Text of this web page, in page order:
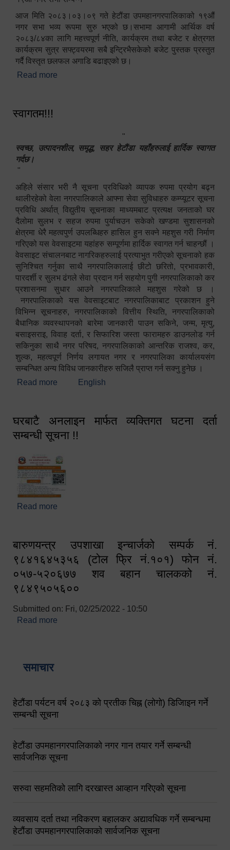
आज मिति २०८३।०३।०९ गते हेटौंडा उपमहानगरपालिकाको १९औं
नगर सभा भव्य रूपमा सुरु भएको छ।सभामा आगामी आर्थिक वर्ष
२०८३/८४का लागि महत्त्वपूर्ण नीति, कार्यक्रम तथा बजेट र क्षेत्रगत
कार्यक्रम सुत्र सफ्ट्वयरमा सबै इन्ट्रिभैसकेको बजेट पुस्तक प्रस्तुत
गर्दै विस्तृत छलफल अगाडि बढाइएको छ।
Read more
स्वागतम!!!
"
स्वच्छ, उत्पादनशील, समृद्ध, सहर हेटौंडा यहाँहरुलाई हार्दिक स्वागत
गर्दछ।
"
अहिले संसार भरी नै सूचना प्रविधिको व्यापक रुपमा प्रयोग बढ्न
थालीरहेको वेला नगरपालिकाले आफ्ना सेवा सुविधाहरु कम्प्यूटर सूचना
प्रविधि अर्थात् विद्युतीय सूचनाका माध्यमबाट प्रत्यक्ष जनताको घर
दैलोमा सुलभ र सहज रुपमा पुर्याचउन सकेको खण्डमा सुशासनको
क्षेत्रमा धेरै महत्वपुर्ण उपलब्धिहरु हासिल हुन सक्ने महशुस गरी निर्माण
गरिएको यस वेवसाइटमा यहांहरु सम्पूर्णमा हार्दिक स्वागत गर्न चाहन्छौं ।
वेवसाइट संचालनबाट नागरिकहरुलाई प्रत्याभुत गरीएको सूचनाको हक
सुनिश्चित गर्नुका साथै नगरपालिकालाई छीटो छरितो, प्रभावकारी,
पारदर्शी र सुलभ ढंगले सेवा प्रदान गर्न सहयोग पुगी नगरपालिकाको कर
प्रशासनमा सुधार आउने नगरपालिकाले महशुस गरेको छ ।
नगरपालिकाको यस वेवसाइटबाट नगरपालिकाबाट प्रकाशन हुने
विभिन्न सूचनाहरु, नगरपालिकाको वित्तीय स्थिति, नगरपालिकाको
बैधानिक व्यवस्थापनको बारेमा जानकारी पाउन सकिने, जन्म, मृत्यु,
बसाइसराइ, विवाह दर्ता, र सिफारिश जस्ता फारामहरु डाउनलोड गर्न
सकिनुका साथै नगर परिषद, नगरपालिकाको आन्तरिक राजश्व, कर,
शुल्क, महत्वपूर्ण निर्णय लगायत नगर र नगरपालिका कार्यालयसंग
सम्बन्धित अन्य विविध जानकारीहरु सजिलै प्राप्त गर्न सक्नु हुनेछ ।
Read more about स्वागतम!!!
English
घरबाटै अनलाइन मार्फत व्यक्तिगत घटना दर्ता
सम्बन्धी सूचना !!
Read more
बारुणयन्त्र उपशाखा इन्चार्जको सम्पर्क नं.
९८४१६४५३५६ (टोल फ्रि नं.१०१) फोन नं.
०५७-५२०६७७ शव बहान चालकको नं.
९८४९५०५६००
Submitted on: Fri, 02/25/2022 - 10:50
Read more
समाचार
हेटौंडा पर्यटन वर्ष २०८३ को प्रतीक चिह्न (लोगो) डिजिाइन गर्ने
सम्बन्धी सूचना
हेटौंडा उपमहानगरपालिकाको नगर गान तयार गर्ने सम्बन्धी
सार्वजनिक सूचना
सरुवा सहमतिको लागि दरखास्त आव्हान गरिएको सूचना
व्यवसाय दर्ता तथा नविकरण बहालकर अद्यावधिक गर्ने सम्बन्धमा
हेटौंडा उपमहानगरपालिकाको सार्वजनिक सूचना